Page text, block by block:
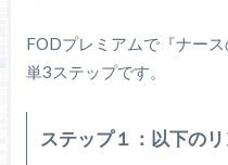
FODプレミアムで『ナー
単3ステップです。
ステップ１：以下のリ